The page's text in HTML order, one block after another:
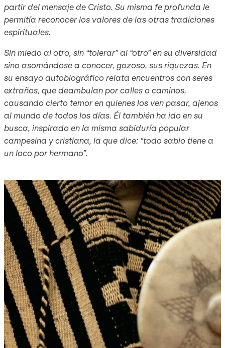
partir del mensaje de Cristo. Su misma fe profunda le
permitía reconocer los valores de las otras tradiciones
espirituales.
Sin miedo al otro, sin “tolerar” al “otro” en su diversidad
sino asomándose a conocer, gozoso, sus riquezas. En
su ensayo autobiográfico relata encuentros con seres
extraños, que deambulan por calles o caminos,
causando cierto temor en quienes los ven pasar, ajenos
al mundo de todos los días. Él también ha ido en su
busca, inspirado en la misma sabiduría popular
campesina y cristiana, la que dice: “todo sabio tiene a
un loco por hermano”.